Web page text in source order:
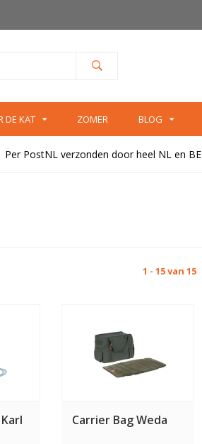
DE KAT ZOMER BLOG
Per PostNL verzonden door heel NL en BE
1 - 15 van 15
Carrier Bag Weda